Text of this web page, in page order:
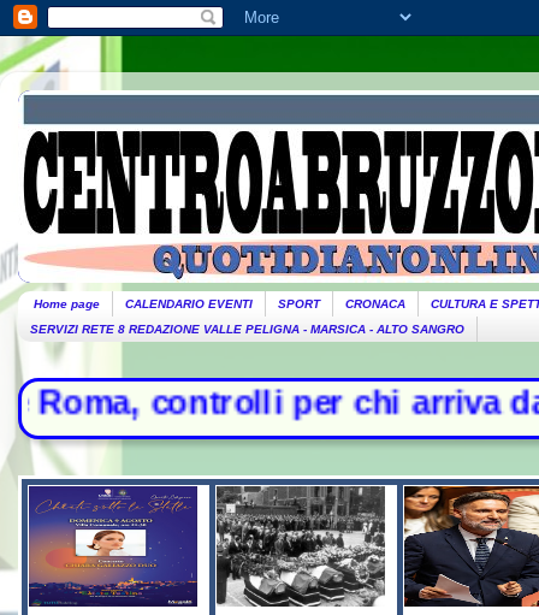
Home page CALENDARIO EVENTI SPORT CRONACA
CULTURA E
SERVIZI RETE 8 REDAZIONE VALLE PELIGNA - MARSICA - ALTO SANGRO
per chi arriva